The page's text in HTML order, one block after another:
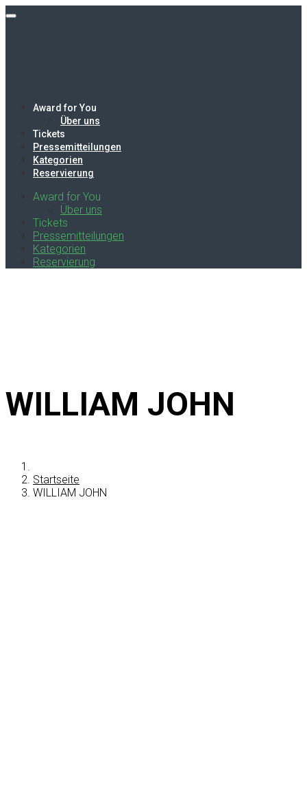
Award for You
Über uns
Tickets
Pressemitteilungen
Kategorien
Reservierung
Award for You
Über uns
Tickets
Pressemitteilungen
Kategorien
Reservierung
WILLIAM JOHN
Startseite
WILLIAM JOHN